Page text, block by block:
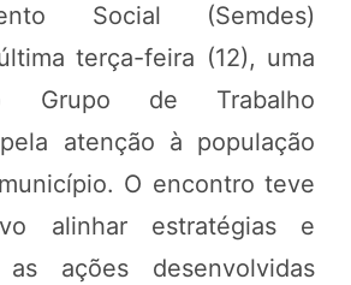
Social (Semdes)
terça-feira (12), uma
Grupo de Trabalho
atenção à população
O encontro teve
alinhar estratégias e
as ações desenvolvidas